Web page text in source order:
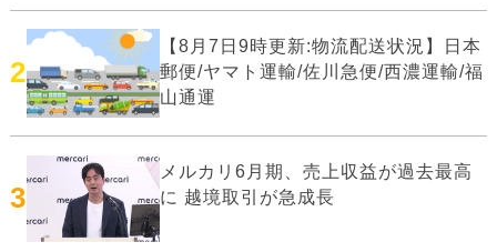
2
【8月7日9時更新:物流配送状況】日本
郵便/ヤマト運輸/佐川急便/西濃運輸/福
山通運
3
メルカリ6月期、売上収益が過去最高
に 越境取引が急成長